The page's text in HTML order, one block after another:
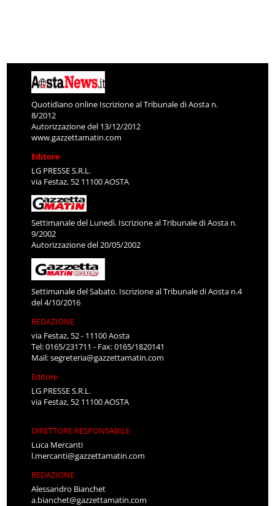
Quotidiano online Iscrizione al Tribunale di Aosta n.
8/2012
Autorizzazione del 13/12/2012
www.gazzettamatin.com
Editore
LG PRESSE S.R.L.
via Festaz, 52 11100 AOSTA
Settimanale del Lunedì. Iscrizione al Tribunale di Aosta n.
9/2002
Autorizzazione del 20/05/2002
Settimanale del Sabato. Iscrizione al Tribunale di Aosta n.4
del 4/10/2016
REDAZIONE
via Festaz, 52 - 11100 Aosta
Tel: 0165/231711 - Fax: 0165/1820141
Mail:segreteria@gazzettamatin.com
Editore
LG PRESSE S.R.L.
via Festaz, 52 11100 AOSTA
DIRETTORE RESPONSABILE
Luca Mercanti
l.mercanti@gazzettamatin.com
REDAZIONE
Alessandro Bianchet
a.bianchet@gazzettamatin.com